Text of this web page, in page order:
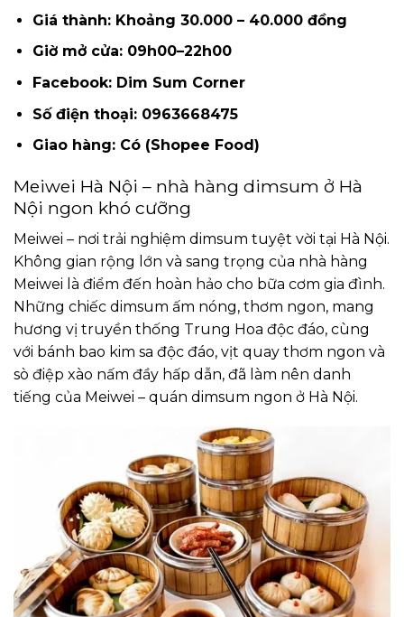
Giá thành: Khoảng 30.000 – 40.000 đồng
Giờ mở cửa: 09h00–22h00
Facebook: Dim Sum Corner
Số điện thoại: 0963668475
Giao hàng: Có (Shopee Food)
Meiwei Hà Nội – nhà hàng dimsum ở Hà
Nội ngon khó cưỡng
Meiwei – nơi trải nghiệm dimsum tuyệt vời tại Hà Nội.
Không gian rộng lớn và sang trọng của nhà hàng
Meiwei là điểm đến hoàn hảo cho bữa cơm gia đình.
Những chiếc dimsum ấm nóng, thơm ngon, mang
hương vị truyền thống Trung Hoa độc đáo, cùng
với bánh bao kim sa độc đáo, vịt quay thơm ngon và
sò điệp xào nấm đầy hấp dẫn, đã làm nên danh
tiếng của Meiwei – quán dimsum ngon ở Hà Nội.